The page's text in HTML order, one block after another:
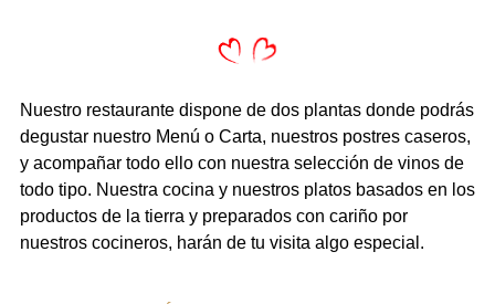
Nuestro restaurante dispone de dos plantas donde podrás
degustar nuestro Menú o Carta, nuestros postres caseros,
y acompañar todo ello con nuestra selección de vinos de
todo tipo. Nuestra cocina y nuestros platos basados en los
productos de la tierra y preparados con cariño por
nuestros cocineros, harán de tu visita algo especial.